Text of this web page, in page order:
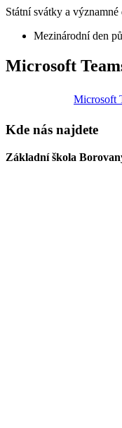
Státní svátky a
Mezinárodní den
Microsoft
Microsoft
Kde nás najdete
Základní škola